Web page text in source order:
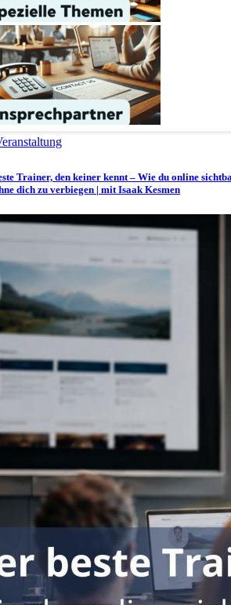
Trainer, den keiner kennt – Wie du online
dich zu verbiegen | mit Isaak Kesmen